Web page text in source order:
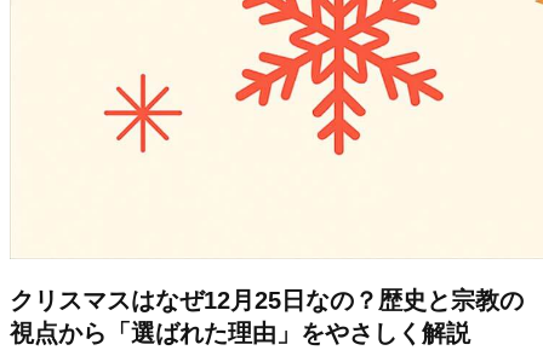
クリスマスはなぜ12月25日なの？歴史と宗教の
視点から「選ばれた理由」をやさしく解説